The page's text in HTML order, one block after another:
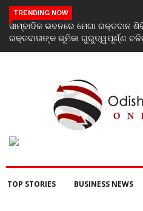
TRENDING NOW
ସାମ୍ବାଦିକ ଭବନରେ ମେଗା ରକ୍ତଦାନ
ରକ୍ତଦାତାଙ୍କ ଭୂମିକା ଗୁରୁତ୍ୱପୂର୍ଣ୍ଣ
TOP STORIES BUSINESS NEWS